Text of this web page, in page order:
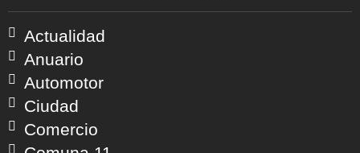
Actualidad
Anuario
Automotor
Ciudad
Comercio